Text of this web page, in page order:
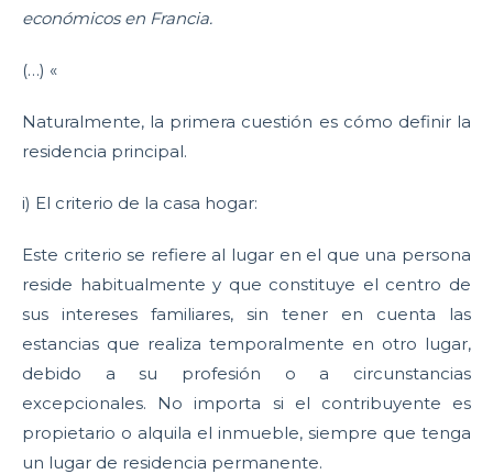
económicos en Francia.
(…) «
Naturalmente, la primera cuestión es cómo definir la
residencia principal.
i) El criterio de la casa hogar:
Este criterio se refiere al lugar en el que una persona
reside habitualmente y que constituye el centro de
sus intereses familiares, sin tener en cuenta las
estancias que realiza temporalmente en otro lugar,
debido a su profesión o a circunstancias
excepcionales. No importa si el contribuyente es
propietario o alquila el inmueble, siempre que tenga
un lugar de residencia permanente.